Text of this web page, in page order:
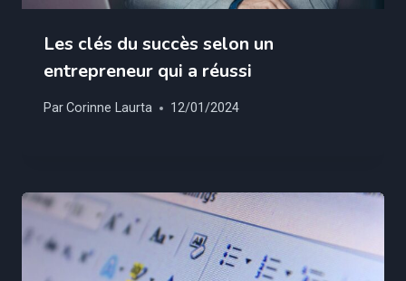
Les clés du succès selon un
entrepreneur qui a réussi
ParCorinne Laurta 12/01/2024